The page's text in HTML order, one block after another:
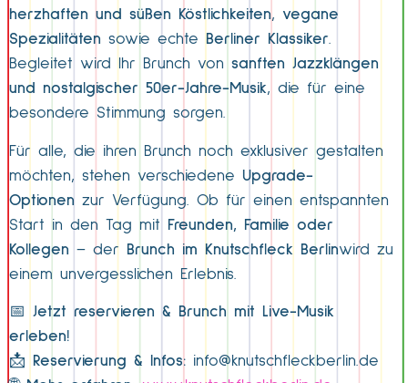
herzhaften und süßen Köstlichkeiten, vegane
Spezialitäten sowie echte Berliner Klassiker.
Begleitet wird Ihr Brunch von sanften Jazzklängen
und nostalgischer 50er-Jahre-Musik, die für eine
besondere Stimmung sorgen.
Für alle, die ihren Brunch noch exklusiver gestalten
möchten, stehen verschiedene Upgrade-
Optionen zur Verfügung. Ob für einen entspannten
Start in den Tag mit
Freunden, Familie oder
Kollegen – der Brunch im Knutschfleck Berlinwird zu
einem unvergesslichen Erlebnis.
📅 Jetzt reservieren & Brunch mit Live-Musik
erleben!
📩
Reservierung & Infos: info@knutschfleckberlin.de